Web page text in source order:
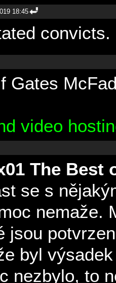
18:45
convicts.
Gates
The Best
se s
nemaže.
jsou
byl
nezbylo, to